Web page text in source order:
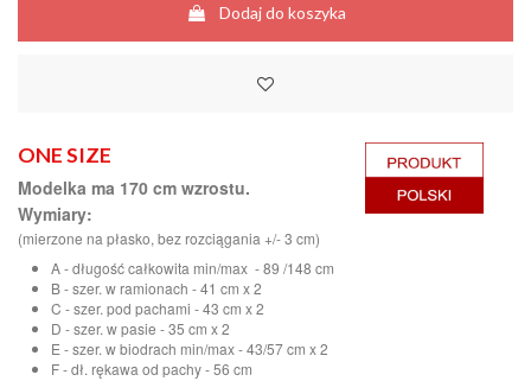
Dodaj do koszyka
ONE SIZE
Modelka ma 170 cm wzrostu.
Wymiary:
(mierzone na płasko, bez rozciągania +/- 3 cm)
A - długość całkowita min/max - 89 /148 cm
B - szer. w ramionach - 41 cm x 2
C - szer. pod pachami - 43 cm x 2
D - szer. w pasie - 35 cm x 2
E - szer. w biodrach min/max - 43/57 cm x 2
F - dł. rękawa od pachy - 56 cm